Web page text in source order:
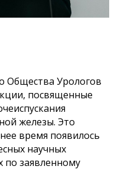
Общества Урологов
посвященные
железы. Это
время появилось
научных
по заявленному